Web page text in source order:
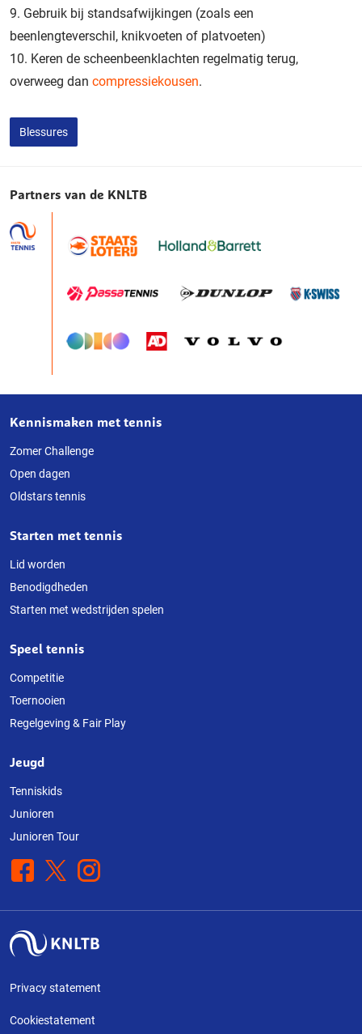
Gebruik bij standsafwijkingen (zoals een
beenlengteverschil, knikvoeten of platvoeten)
Keren de scheenbeenklachten regelmatig terug,
overweeg dan compressiekousen.
Blessures
Partners van de KNLTB
Over
deze
website
Kennismaken met tennis
Zomer Challenge
Open dagen
Oldstars tennis
Starten met tennis
Lid worden
Benodigdheden
Starten met wedstrijden spelen
Speel tennis
Competitie
Toernooien
Regelgeving & Fair Play
Jeugd
Tenniskids
Junioren
Junioren Tour
Facebook
X Instagram
Privacy statement
Cookiestatement